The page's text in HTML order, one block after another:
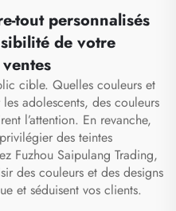
sac fourre-tout
tout personnalisés
de votre
cible. Quelles couleurs et
adolescents, des couleurs
l’attention. En revanche,
des teintes
Fuzhou Saipulang Trading,
des couleurs et des designs
et séduisent vos clients.